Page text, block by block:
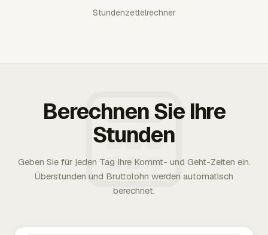
Stundenzettelrechner
Berechnen Sie Ihre
Stunden
Geben Sie für jeden Tag Ihre Kommt- und Geht-Zeiten ein.
Überstunden und Bruttolohn werden automatisch
berechnet.